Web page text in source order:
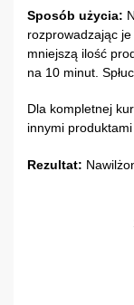
Sposób użycia:
rozprowadzając je
mniejszą ilość
na 10 minut.
Dla kompletnej
innymi produktami
Rezultat: